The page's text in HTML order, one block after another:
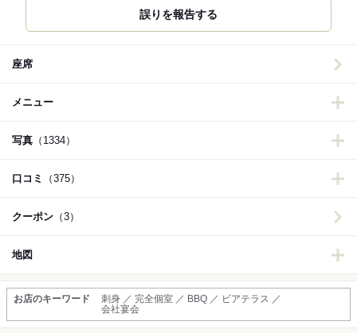
誤りを報告する
座席
メニュー
写真 （1334）
口コミ （375）
クーポン （3）
地図
お店のキーワード
刺身 ／ 完全個室 ／ BBQ ／ ビアテラス ／
会社宴会